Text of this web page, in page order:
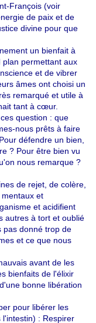
François (voir
de paix et de
divine pour que
un bienfait à
permettant aux
et de vibrer
âmes ont choisi un
remarqué et utile à
tant à cœur.
question : que
nous prêts à faire
défendre un bien,
? Pour être bien vu
nous remarque ?
de rejet, de colère,
et
et acidifient
autres à tort et oublié
pas donné trop de
et ce que nous
avant de les
bienfaits de l'élixir
bonne libération
pour libérer les
: Respirer